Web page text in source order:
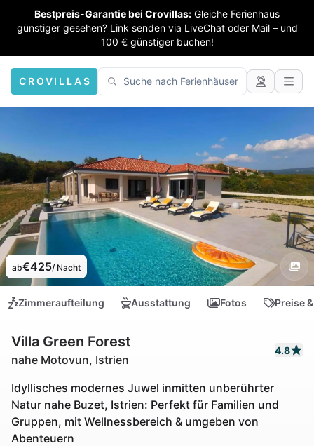
Bestpreis-Garantie bei Crovillas: Gleiche Ferienhaus
günstiger gesehen? Link senden via LiveChat oder Mail – und
100 € günstiger buchen!
CROVILLAS
ab€425/ Nacht
Zimmeraufteilung Ausstattung Fotos Preise
Villa Green Forest
nahe Motovun, Istrien
4.8
Idyllisches modernes Juwel inmitten unberührter
Natur nahe Buzet, Istrien: Perfekt für Familien und
Gruppen, mit Wellnessbereich & umgeben von
Abenteuern